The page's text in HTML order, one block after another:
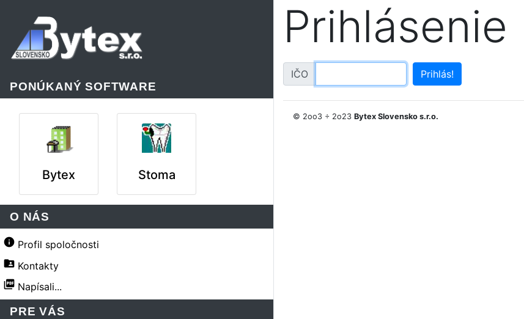
PONÚKANÝ SOFTWARE
Bytex Stoma
O NÁS
info Profil spoločnosti
folder_shared Kontakty
picture_as_pdf Napísali...
PRE VÁS
Prihlásenie
IČO:
IČO
© 2oo3 ÷ 2o23 Bytex Slovensko s.r.o.